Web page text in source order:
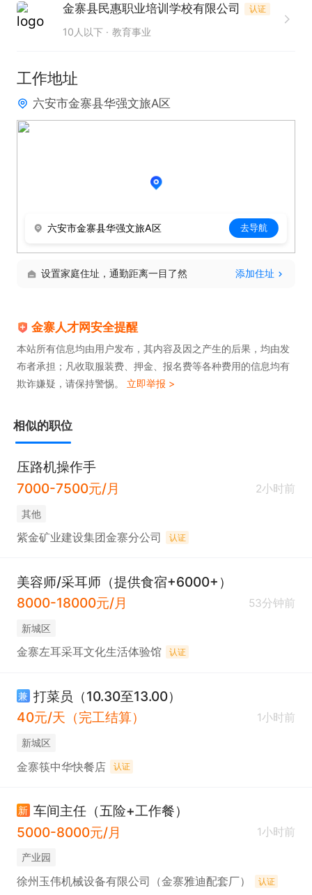
金寨县民惠职业培训学校有限公司 认证
10人以下 教育事业
工作地址
六安市金寨县华强文旅A区
六安市金寨县华强文旅A区 去导航
设置家庭住址，通勤距离一目了然 添加住址
金寨人才网安全提醒
本站所有信息均由用户发布，其内容及因之产生的后果，均由发
布者承担；凡收取服装费、押金、报名费等各种费用的信息均有
欺诈嫌疑，请保持警惕。 立即举报 >
相似的职位
压路机操作手
7000-7500元/月
2小时前
其他
紫金矿业建设集团金寨分公司 认证
美容师/采耳师（提供食宿+6000+）
8000-18000元/月
53分钟前
新城区
金寨左耳采耳文化生活体验馆 认证
兼 打菜员（10.30至13.00）
40元/天（完工结算）
1小时前
新城区
金寨筷中华快餐店 认证
新 车间主任（五险+工作餐）
5000-8000元/月
1小时前
产业园
徐州玉伟机械设备有限公司（金寨雅迪配套厂） 认证